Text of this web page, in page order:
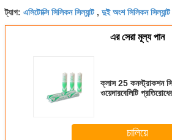
ট্যাগ: এসিটোক্সি সিলিকন সিল্যান্ট, দুই অংশ সিলিকন সিল্যান্ট
এর সেরা মূল্য পান
ক্লাস 25 কনস্ট্রাকশন
ওয়েদারবেলিটি
চালিয়ে